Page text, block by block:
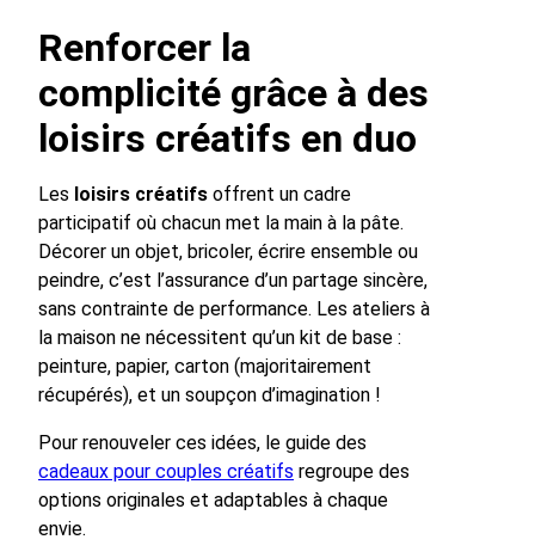
Renforcer la
complicité grâce à des
loisirs créatifs en duo
Les loisirs créatifs offrent un cadre
participatif où chacun met la main à la pâte.
Décorer un objet, bricoler, écrire ensemble ou
peindre, c’est l’assurance d’un partage sincère,
sans contrainte de performance. Les ateliers à
la maison ne nécessitent qu’un kit de base :
peinture, papier, carton (majoritairement
récupérés), et un soupçon d’imagination !
Pour renouveler ces idées, le guide des
cadeaux pour couples créatifs regroupe des
options originales et adaptables à chaque
envie.